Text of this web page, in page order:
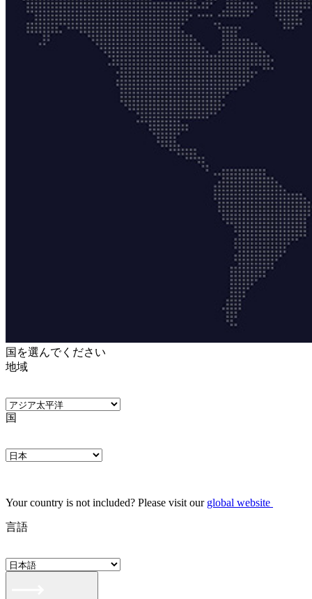
国を選んでください
地域
国
Your country is not included? Please visit our global website
言語